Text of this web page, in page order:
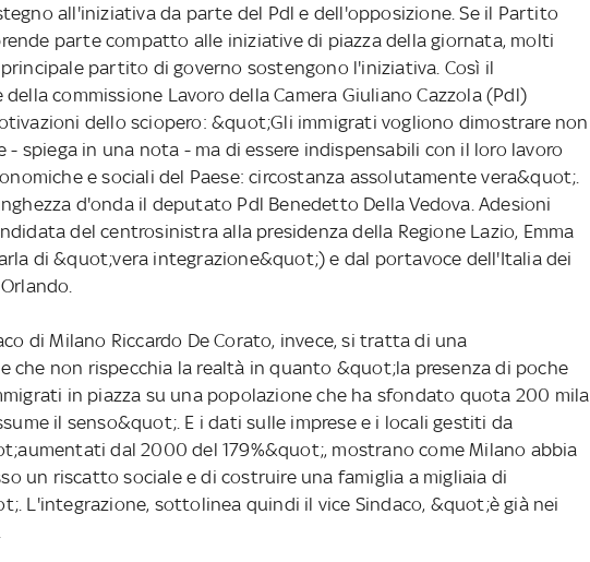
all'iniziativa da parte del Pdl e dell'opposizione. Se il Partito
parte compatto alle iniziative di piazza della giornata, molti
partito di governo sostengono l'iniziativa. Così il
commissione Lavoro della Camera Giuliano Cazzola (Pdl)
dello sciopero: &quot;Gli immigrati vogliono dimostrare non
- spiega in una nota - ma di essere indispensabili con il loro lavoro
e sociali del Paese: circostanza assolutamente vera&quot;.
d'onda il deputato Pdl Benedetto Della Vedova. Adesioni
del centrosinistra alla presidenza della Regione Lazio, Emma
di &quot;vera integrazione&quot;) e dal portavoce dell'Italia dei
di Milano Riccardo De Corato, invece, si tratta di una
che non rispecchia la realtà in quanto &quot;la presenza di poche
in piazza su una popolazione che ha sfondato quota 200 mila
il senso&quot;. E i dati sulle imprese e i locali gestiti da
dal 2000 del 179%&quot;, mostrano come Milano abbia
un riscatto sociale e di costruire una famiglia a migliaia di
L'integrazione, sottolinea quindi il vice Sindaco, &quot;è già nei